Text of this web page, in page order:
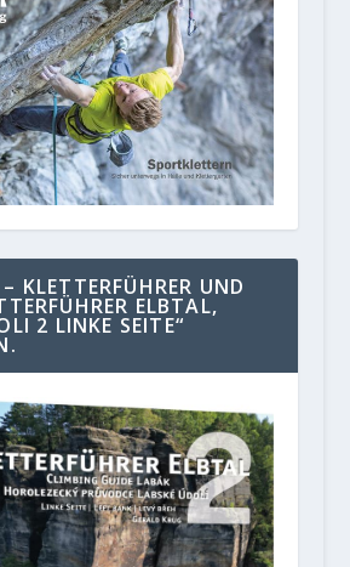
KLETTERFÜHRER UND
ELBTAL,
2 LINKE SEITE“